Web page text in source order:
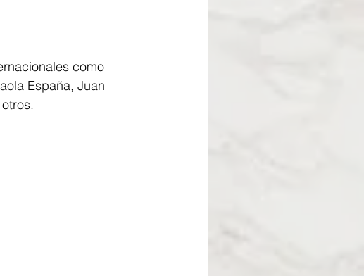
como
España, Juan